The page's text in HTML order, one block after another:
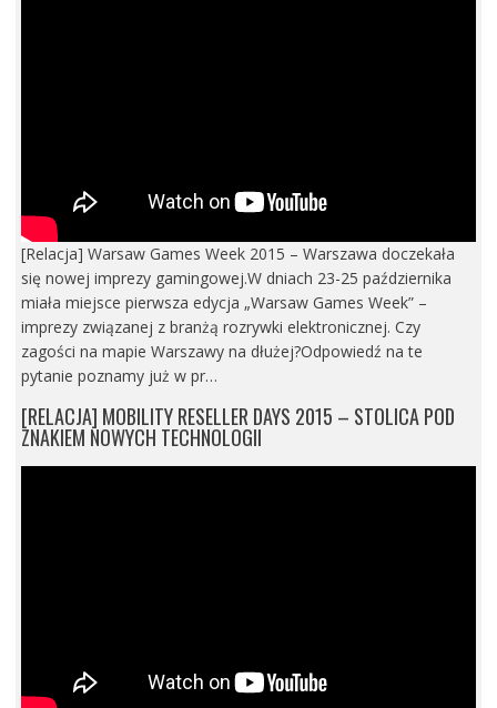
[Relacja] Warsaw Games Week 2015 – Warszawa doczekała
się nowej imprezy gamingowej.W dniach 23-25 października
miała miejsce pierwsza edycja „Warsaw Games Week” –
imprezy związanej z branżą rozrywki elektronicznej. Czy
zagości na mapie Warszawy na dłużej?Odpowiedź na te
pytanie poznamy już w pr…
[RELACJA] MOBILITY RESELLER DAYS 2015 – STOLICA POD
ZNAKIEM NOWYCH TECHNOLOGII